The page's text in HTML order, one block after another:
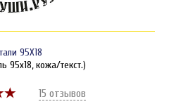
95X18
95x18, кожа/текст.)
15 отзывов